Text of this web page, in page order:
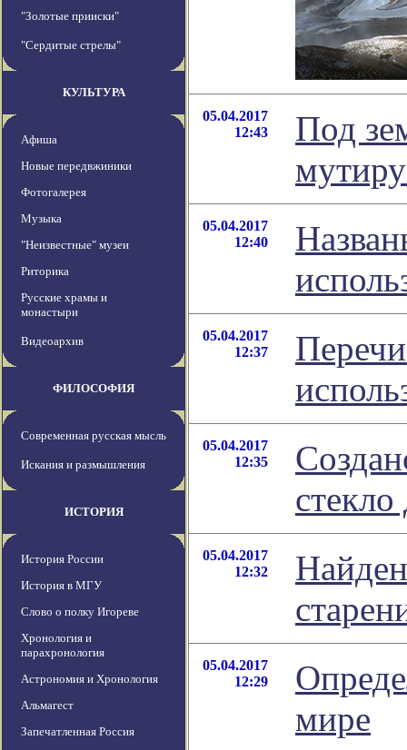
"Золотые прииски"
"Сердитые стрелы"
КУЛЬТУРА
Афиша
Новые передвжиники
Фотогалерея
Музыка
"Неизвестные" музеи
Риторика
Русские храмы и
монастыри
Видеоархив
ФИЛОСОФИЯ
Современная русская мысль
Искания и размышления
ИСТОРИЯ
История России
История в МГУ
Слово о полку Игореве
Хронология и
парахронология
Астрономия и Хронология
Альмагест
Запечатленная Россия
05.04.2017
12:43
Под
05.04.2017
12:40
05.04.2017
12:37
05.04.2017
12:35
05.04.2017
12:32
05.04.2017
12:29
мире